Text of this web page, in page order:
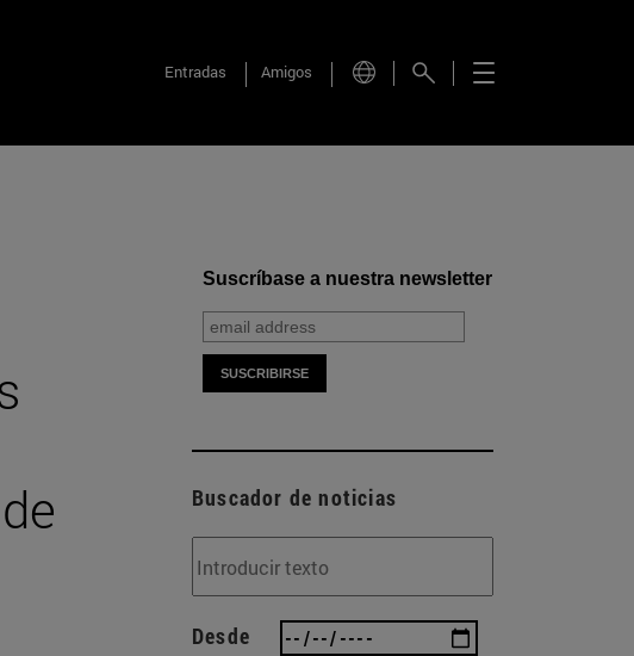
Entradas Amigos
Suscríbase a nuestra newsletter
Buscador de noticias
Desde